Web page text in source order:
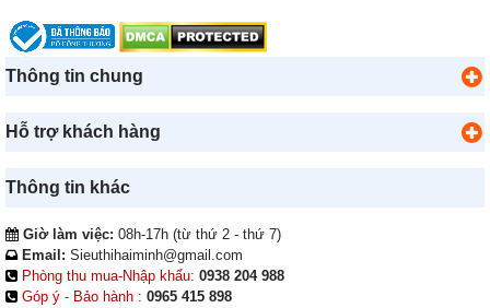
Thông tin chung
Hỗ trợ khách hàng
Thông tin khác
Giờ làm việc: 08h-17h (từ thứ 2 - thứ 7)
Email: Sieuthihaiminh@gmail.com
Phòng thu mua-Nhập khẩu: 0938 204 988
Góp ý - Bảo hành : 0965 415 898